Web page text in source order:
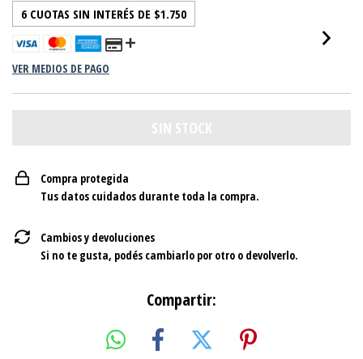
6 CUOTAS SIN INTERÉS DE $1.750
VER MEDIOS DE PAGO
Compra protegida
Tus datos cuidados durante toda la compra.
Cambios y devoluciones
Si no te gusta, podés cambiarlo por otro o devolverlo.
Compartir: